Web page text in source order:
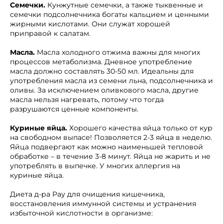
Семечки. Кунжутные семечки, а также тыквенные и
семечки подсолнечника богаты кальцием и ценными
жирными кислотами. Они служат хорошей
приправой к салатам.
Масла. Масла холодного отжима важны для многих
процессов метаболизма. Дневное употребление
масла должно составлять 30-50 мл. Идеальны для
употребления масла из семени льна, подсолнечника и
оливы. За исключением оливкового масла, другие
масла нельзя нагревать, потому что тогда
разрушаются ценные компоненты.
Куриные яйца. Хорошего качества яйца только от кур
на свободном выпасе! Позволяется 2-3 яйца в неделю.
Яйца подвергают как можно наименьшей тепловой
обработке – в течение 3-8 минут. Яйца не жарить и не
употреблять в выпечке. У многих аллергия на
куриные яйца.
Диета д-ра Рау для очищения кишечника,
восстановления иммунной системы и устранения
избыточной кислотности в организме: